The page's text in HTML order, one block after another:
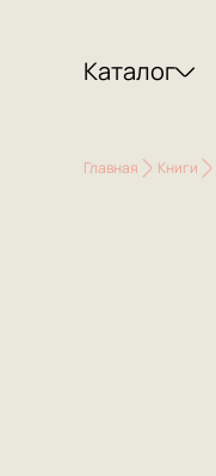
Каталог
Главная Книги